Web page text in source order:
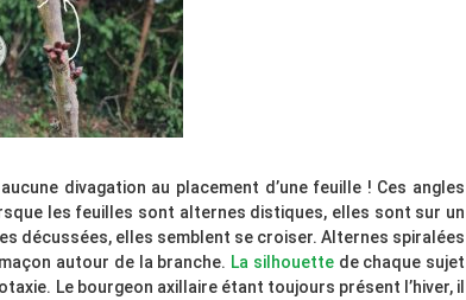
divagation au placement d’une feuille ! Ces angles
les feuilles sont alternes distiques, elles sont sur un
décussées, elles semblent se croiser. Alternes spiralées
autour de la branche. La silhouettede chaque sujet
Le bourgeon axillaire étant toujours présent l’hiver, il